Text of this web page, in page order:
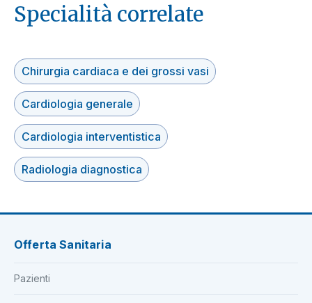
Specialità correlate
Chirurgia cardiaca e dei grossi vasi
Cardiologia generale
Cardiologia interventistica
Radiologia diagnostica
Offerta Sanitaria
Pazienti